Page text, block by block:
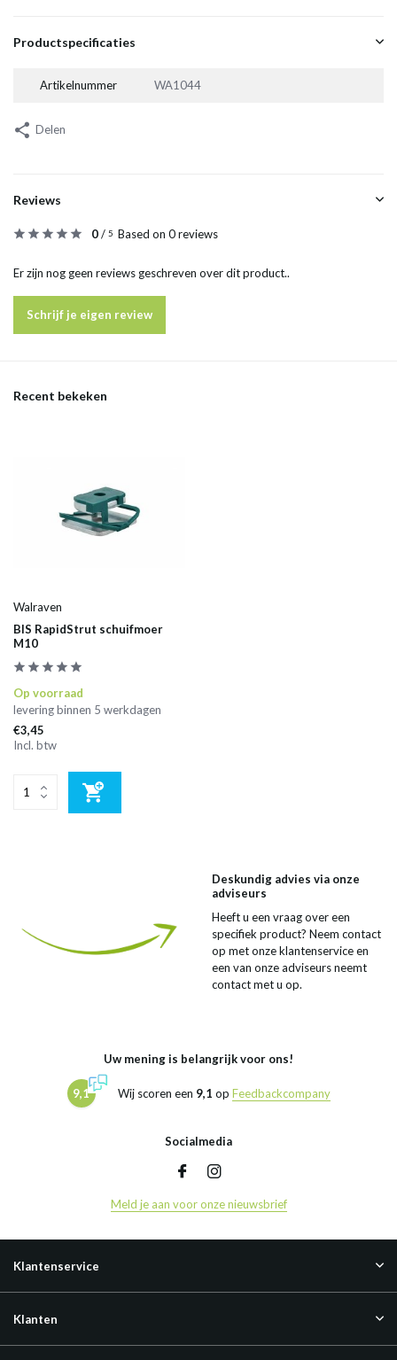
Productspecificaties
Artikelnummer WA1044
Delen
Reviews
0/ 5 Based on 0 reviews
Er zijn nog geen reviews geschreven over dit product..
Schrijf je eigen review
Recent bekeken
Walraven
BIS RapidStrut schuifmoer
M10
Op voorraad
levering binnen 5 werkdagen
€3,45
Incl. btw
Deskundig advies via onze
adviseurs
Heeft u een vraag over een
specifiek product? Neem contact
op met onze klantenservice en
een van onze adviseurs neemt
contact met u op.
Uw mening is belangrijk voor ons!
9,1 Wij scoren een 9,1 op Feedbackcompany
Socialmedia
Meld je aan voor onze nieuwsbrief
Klantenservice
Klanten